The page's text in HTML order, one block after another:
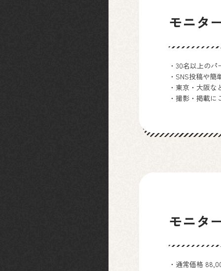
モニタ
・30名以上の
・SNS投稿や
・東京・大阪
・撮影・掲載
モニタ
・通常価格